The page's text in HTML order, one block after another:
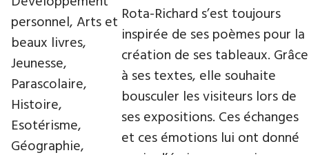
Rota-Richard s’est toujours
inspirée de ses poèmes pour la
création de ses tableaux. Grâce
à ses textes, elle souhaite
bousculer les visiteurs lors de
ses expositions. Ces échanges
et ces émotions lui ont donné
personnel, Arts et
beaux livres,
Jeunesse,
Parascolaire,
Histoire,
Esotérisme,
Géographie,